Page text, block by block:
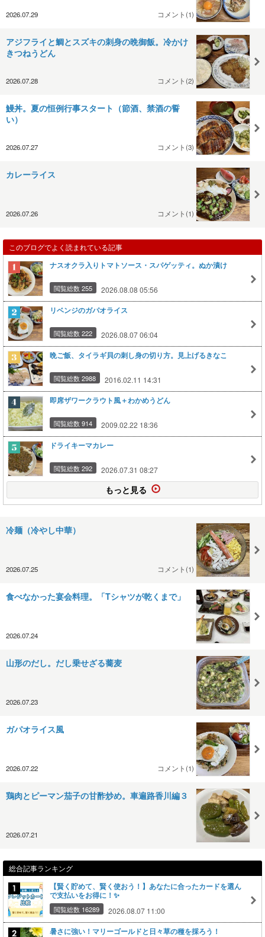
2026.07.29 コメント(1)
アジフライと鯛とスズキの刺身の晩御飯。冷かけ
きつねうどん
2026.07.28 コメント(2)
鰻丼。夏の恒例行事スタート（節酒、禁酒の誓
い）
2026.07.27 コメント(3)
カレーライス
2026.07.26 コメント(1)
このブログでよく読まれている記事
ナスオクラ入りトマトソース・スパゲッティ。ぬか漬け
閲覧総数 255 2026.08.08 05:56
リベンジのガパオライス
閲覧総数 222 2026.08.07 06:04
晩ご飯、タイラギ貝の刺し身の切り方。見上げるきなこ
閲覧総数 2988 2016.02.11 14:31
即席ザワークラウト風＋わかめうどん
閲覧総数 914 2009.02.22 18:36
ドライキーマカレー
閲覧総数 292 2026.07.31 08:27
もっと見る
冷麺（冷やし中華）
2026.07.25 コメント(1)
食べなかった宴会料理。「Tシャツが乾くまで」
2026.07.24
山形のだし。だし乗せざる蕎麦
2026.07.23
ガパオライス風
2026.07.22 コメント(1)
鶏肉とピーマン茄子の甘酢炒め。車遍路香川編３
2026.07.21
総合記事ランキング
【賢く貯めて、賢く使おう！】あなたに合ったカードを選ん
で支払いをお得に！✨
閲覧総数 16289 2026.08.07 11:00
暑さに強い！マリーゴールドと日々草の種を採ろう！